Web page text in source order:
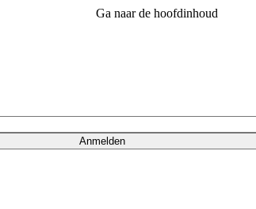
Ga naar de hoofdinhoud
Anmelden